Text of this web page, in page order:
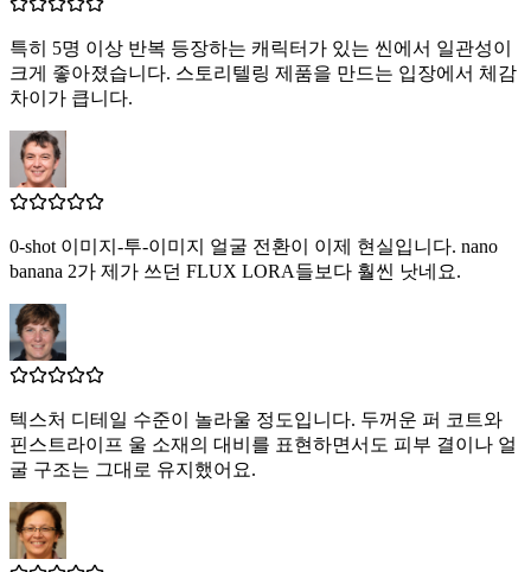
특히 5명 이상 반복 등장하는 캐릭터가 있는 씬에서 일관성이
크게 좋아졌습니다. 스토리텔링 제품을 만드는 입장에서 체감
차이가 큽니다.
0-shot 이미지-투-이미지 얼굴 전환이 이제 현실입니다. nano
banana 2가 제가 쓰던 FLUX LORA들보다 훨씬 낫네요.
텍스처 디테일 수준이 놀라울 정도입니다. 두꺼운 퍼 코트와
핀스트라이프 울 소재의 대비를 표현하면서도 피부 결이나 얼
굴 구조는 그대로 유지했어요.